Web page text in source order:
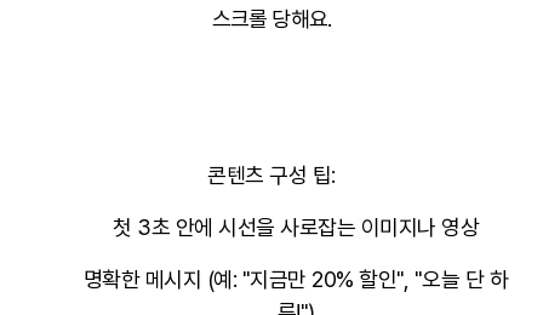
스크롤 당해요.
콘텐츠 구성 팁:
첫 3초 안에 시선을 사로잡는 이미지나 영상
명확한 메시지 (예: "지금만 20% 할인", "오늘 단 하